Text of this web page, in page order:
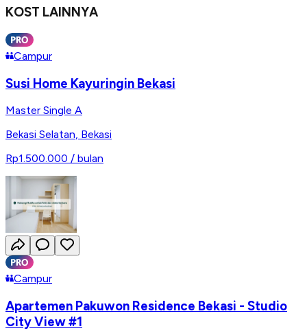
KOST LAINNYA
Campur
Susi Home Kayuringin Bekasi
Master Single A
Bekasi Selatan, Bekasi
Rp1.500.000 / bulan
Campur
Apartemen Pakuwon Residence Bekasi - Studio
City View #1